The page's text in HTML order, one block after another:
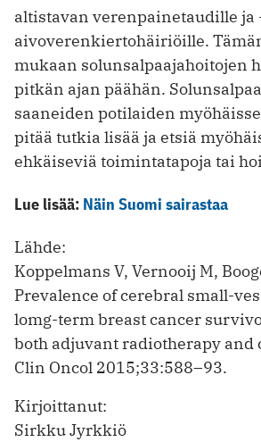
altistavan verenpainetaudille
aivoverenkiertohäiriöille.
mukaan solunsalpaajahoitojen
pitkän ajan päähän.
saaneiden potilaiden
pitää tutkia lisää ja etsiä
ehkäiseviä toimintatapoja tai
Lue lisää: Näin Suomi sairastaa
Lähde:
Koppelmans V, Vernooij M,
Prevalence of cerebral small-
lomg-term breast cancer
both adjuvant radiotherapy and
Clin Oncol 2015;33:588–93.
Kirjoittanut:
Sirkku Jyrkkiö